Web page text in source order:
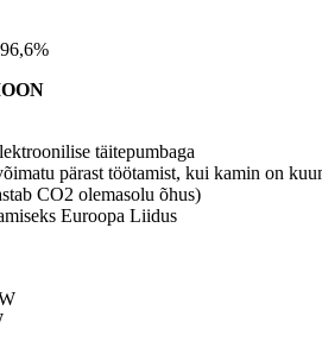
täitepumbaga
pärast töötamist, kui kamin on
CO2 olemasolu õhus)
Euroopa Liidus